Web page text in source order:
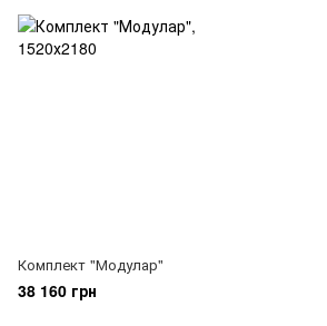
Комплект "Модулар"
38 160 грн